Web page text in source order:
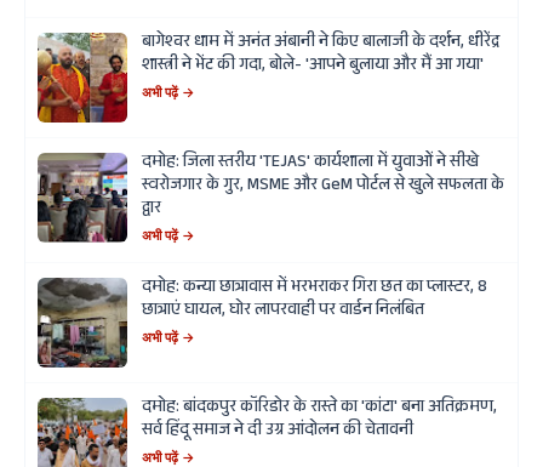
बागेश्वर धाम में अनंत अंबानी ने किए बालाजी के दर्शन, धीरेंद्र
शास्त्री ने भेंट की गदा, बोले- 'आपने बुलाया और मैं आ गया'
अभी पढ़ें →
दमोह: जिला स्तरीय 'TEJAS' कार्यशाला में युवाओं ने सीखे
स्वरोजगार के गुर, MSME और GeM पोर्टल से खुले सफलता के
द्वार
अभी पढ़ें →
दमोह: कन्या छात्रावास में भरभराकर गिरा छत का प्लास्टर, 8
छात्राएं घायल, घोर लापरवाही पर वार्डन निलंबित
अभी पढ़ें →
दमोह: बांदकपुर कॉरिडोर के रास्ते का 'कांटा' बना अतिक्रमण,
सर्व हिंदू समाज ने दी उग्र आंदोलन की चेतावनी
अभी पढ़ें →